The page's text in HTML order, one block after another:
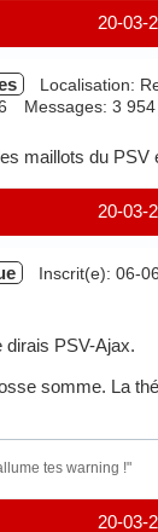
20-03-
Localisation:
Messages: 3 954
maillots du PSV
20-03-
Inscrit(e): 06-
dirais PSV-Ajax.
somme. La
tes warning !"
20-03-